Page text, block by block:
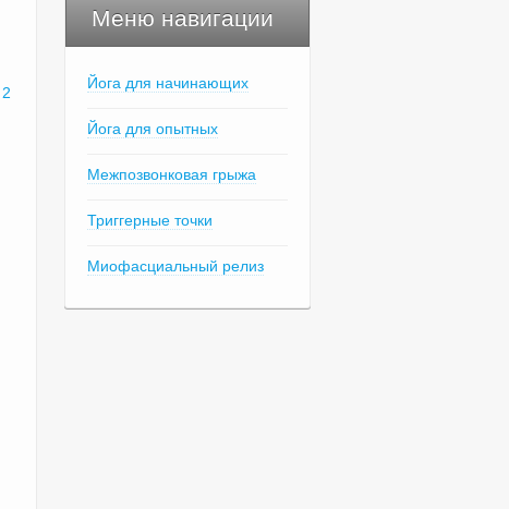
2
Меню навигации
Йога для начинающих
Йога для опытных
Межпозвонковая грыжа
Триггерные точки
Миофасциальный релиз